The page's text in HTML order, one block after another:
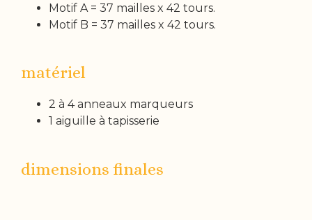
Motif A = 37 mailles x 42 tours.
Motif B = 37 mailles x 42 tours.
matériel
2 à 4 anneaux marqueurs
1 aiguille à tapisserie
dimensions finales